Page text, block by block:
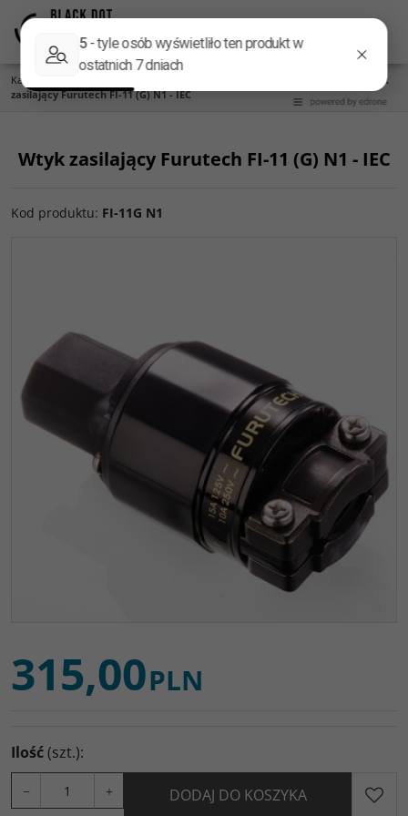
MenuPanel
Kategoria główna
Wtyk
zasilający Furutech FI-11 (G) N1 - IEC
Wtyk zasilający Furutech FI-11 (G) N1 - IEC
Kod produktu: FI-11G N1
315,00PLN
Ilość(szt.):
− + DODAJ DO KOSZYKA